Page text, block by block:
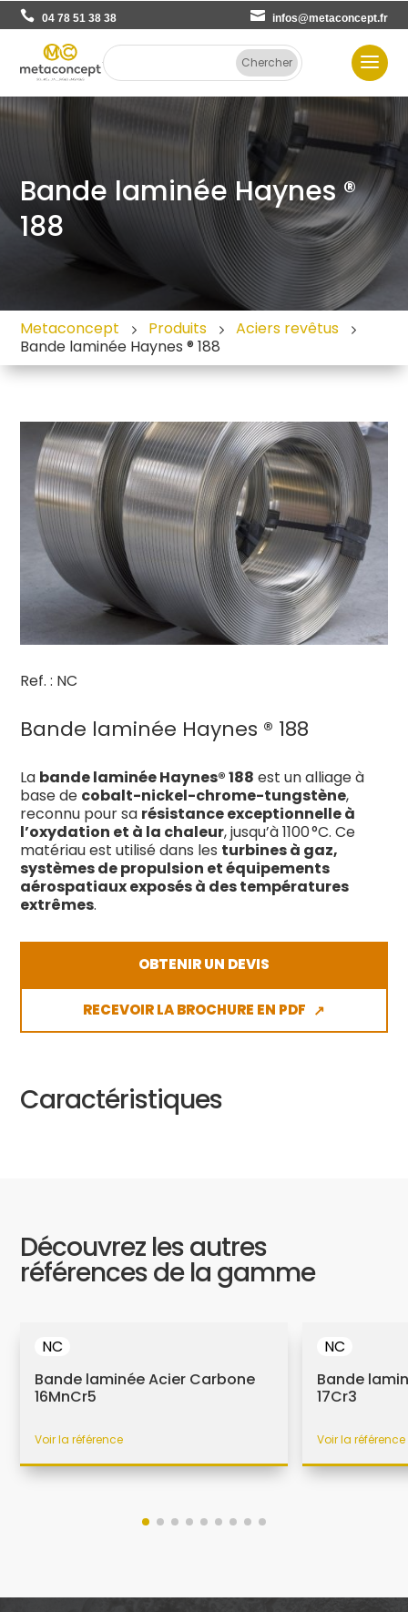
04 78 51 38 38 infos@metaconcept.fr
Bande laminée Haynes ®
188
Metaconcept Produits
Aciers revêtus
Bande laminée Haynes ® 188
Ref. : NC
Bande laminée Haynes ® 188
La bande laminée Haynes® 188 est un alliage à
base de cobalt-nickel-chrome-tungstène,
reconnu pour sa résistance exceptionnelle à
l’oxydation et à la chaleur, jusqu’à 1100 °C. Ce
matériau est utilisé dans les turbines à gaz,
systèmes de propulsion et équipements
aérospatiaux exposés à des températures
extrêmes.
OBTENIR UN DEVIS
RECEVOIR LA BROCHURE EN PDF ↗
Caractéristiques
Découvrez les autres
références de la gamme
NC
Bande laminée Acier Carbone
16MnCr5
Voir la référence
NC
Bande
17Cr3
Voir la référence